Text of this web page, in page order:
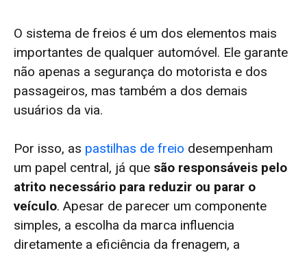
O sistema de freios é um dos elementos mais
importantes de qualquer automóvel. Ele garante
não apenas a segurança do motorista e dos
passageiros, mas também a dos demais
usuários da via.
Por isso, as pastilhas de freio desempenham
um papel central, já que são responsáveis pelo
atrito necessário para reduzir ou parar o
veículo. Apesar de parecer um componente
simples, a escolha da marca influencia
diretamente a eficiência da frenagem, a